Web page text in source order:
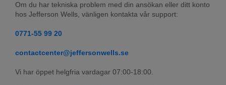
Om du har tekniska problem med din ansökan eller ditt konto
hos Jefferson Wells, vänligen kontakta vår support:
0771-55 99 20
contactcenter@jeffersonwells.se
Vi har öppet helgfria vardagar 07:00-18:00.